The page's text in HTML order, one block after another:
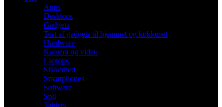
Apps
Desktops
Gadgets
Test af gadgets til hjemmet og køkkenet
Hardware
Kamera og video
Laptops
Sikkerhed
Smartphones
Software
Spil
Tablets